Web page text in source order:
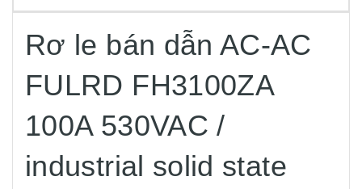
Rơ le bán dẫn AC-AC
FULRD FH3100ZA
100A 530VAC /
industrial solid state